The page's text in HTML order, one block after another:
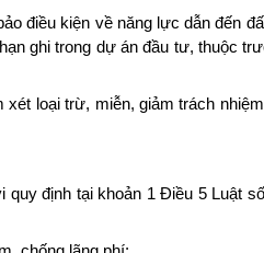
điều kiện về năng lực dẫn đến
ghi trong dự án đầu tư, thuộc
loại trừ, miễn, giảm trách
định tại khoản 1 Điều 5 Luật